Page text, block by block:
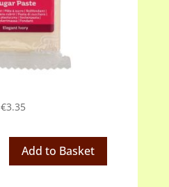
€3.35
Add to Basket